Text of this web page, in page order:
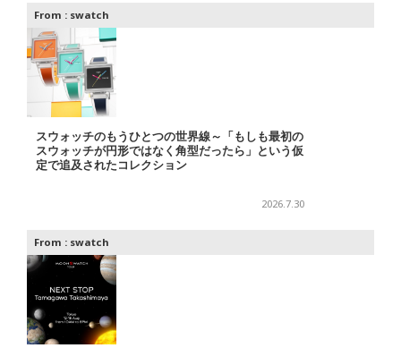
From : swatch
スウォッチのもうひとつの世界線～「もしも最初の
スウォッチが円形ではなく角型だったら」という仮
定で追及されたコレクション
2026.7.30
From : swatch